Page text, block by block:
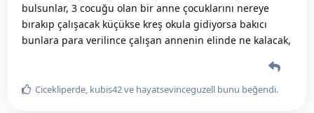
bulsunlar, 3 cocuğu olan bir anne çocuklarını nereye
bırakıp çalışacak küçükse kreş okula gidiyorsa bakıcı
bunlara para verilince çalışan annenin elinde ne kalacak,
Cicekliperde, kubis42ve hayatsevinceguzell bunu beğendi.